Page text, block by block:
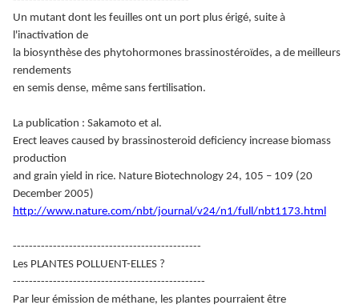
Un mutant dont les feuilles ont un port plus érigé, suite à
l'inactivation de
la biosynthèse des phytohormones brassinostéroïdes, a de meilleurs
rendements
en semis dense, même sans fertilisation.
La publication : Sakamoto et al.
Erect leaves caused by brassinosteroid deficiency increase biomass
production
and grain yield in rice. Nature Biotechnology 24, 105 – 109 (20
December 2005)
http://www.nature.com/nbt/journal/v24/n1/full/nbt1173.html
-----------------------------------------------
Les PLANTES POLLUENT-ELLES ?
------------------------------------------------
Par leur émission de méthane, les plantes pourraient être